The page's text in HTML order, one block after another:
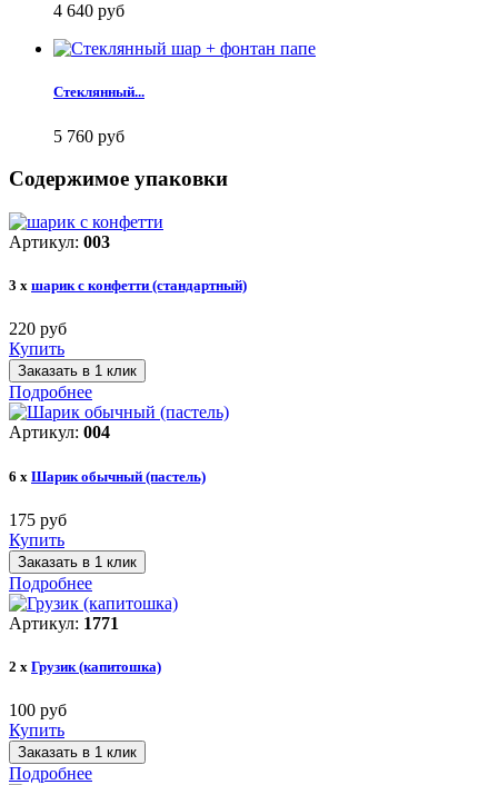
4 640 руб
Стеклянный...
5 760 руб
Содержимое упаковки
Артикул: 003
3 x шарик с конфетти (стандартный)
220 руб
Купить
Заказать в 1 клик
Подробнее
Артикул: 004
6 x Шарик обычный (пастель)
175 руб
Купить
Заказать в 1 клик
Подробнее
Артикул: 1771
2 x Грузик (капитошка)
100 руб
Купить
Заказать в 1 клик
Подробнее